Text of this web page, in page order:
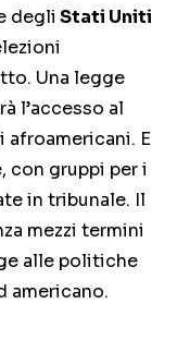
degli Stati Uniti
Una legge
l’accesso al
E
con gruppi per i
in tribunale. Il
mezzi termini
alle politiche
americano.